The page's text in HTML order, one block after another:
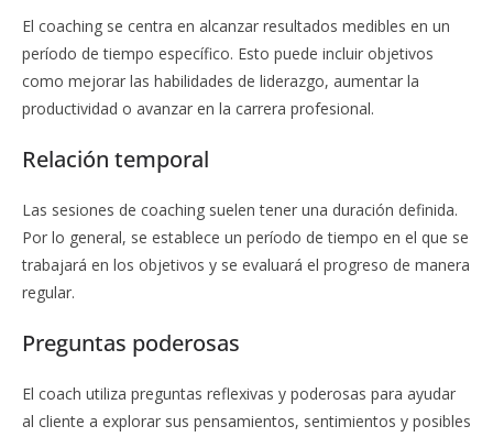
El coaching se centra en alcanzar resultados medibles en un
período de tiempo específico. Esto puede incluir objetivos
como mejorar las habilidades de liderazgo, aumentar la
productividad o avanzar en la carrera profesional.
Relación temporal
Las sesiones de coaching suelen tener una duración definida.
Por lo general, se establece un período de tiempo en el que se
trabajará en los objetivos y se evaluará el progreso de manera
regular.
Preguntas poderosas
El coach utiliza preguntas reflexivas y poderosas para ayudar
al cliente a explorar sus pensamientos, sentimientos y posibles